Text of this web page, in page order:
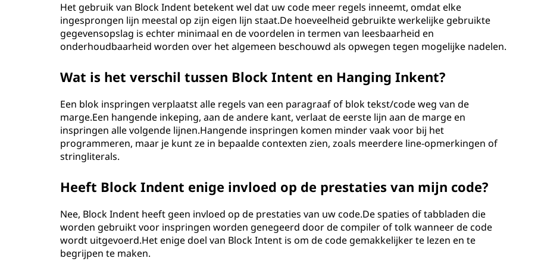
Het gebruik van Block Indent betekent wel dat uw code meer regels inneemt, omdat elke
ingesprongen lijn meestal op zijn eigen lijn staat.De hoeveelheid gebruikte werkelijke gebruikte
gegevensopslag is echter minimaal en de voordelen in termen van leesbaarheid en
onderhoudbaarheid worden over het algemeen beschouwd als opwegen tegen mogelijke nadelen.
Wat is het verschil tussen Block Intent en Hanging Inkent?
Een blok inspringen verplaatst alle regels van een paragraaf of blok tekst/code weg van de
marge.Een hangende inkeping, aan de andere kant, verlaat de eerste lijn aan de marge en
inspringen alle volgende lijnen.Hangende inspringen komen minder vaak voor bij het
programmeren, maar je kunt ze in bepaalde contexten zien, zoals meerdere line-opmerkingen of
stringliterals.
Heeft Block Indent enige invloed op de prestaties van mijn code?
Nee, Block Indent heeft geen invloed op de prestaties van uw code.De spaties of tabbladen die
worden gebruikt voor inspringen worden genegeerd door de compiler of tolk wanneer de code
wordt uitgevoerd.Het enige doel van Block Intent is om de code gemakkelijker te lezen en te
begrijpen te maken.